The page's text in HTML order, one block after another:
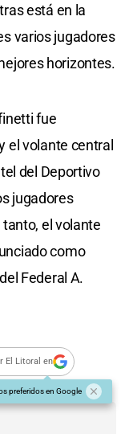
está en la
varios jugadores
horizontes.
fue
el volante central
del Deportivo
jugadores
el volante
como
Federal A.
El Litoral en
preferidos en Google